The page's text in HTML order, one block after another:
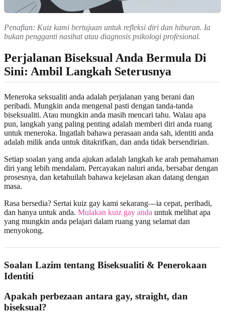
Penafian: Kuiz kami bertujuan untuk refleksi diri dan hiburan. Ia
bukan pengganti nasihat atau diagnosis psikologi profesional.
Perjalanan Biseksual Anda Bermula Di
Sini: Ambil Langkah Seterusnya
Meneroka seksualiti anda adalah perjalanan yang berani dan
peribadi. Mungkin anda mengenal pasti dengan tanda-tanda
biseksualiti. Atau mungkin anda masih mencari tahu. Walau apa
pun, langkah yang paling penting adalah memberi diri anda ruang
untuk meneroka. Ingatlah bahawa perasaan anda sah, identiti anda
adalah milik anda untuk ditakrifkan, dan anda tidak bersendirian.
Setiap soalan yang anda ajukan adalah langkah ke arah pemahaman
diri yang lebih mendalam. Percayakan naluri anda, bersabar dengan
prosesnya, dan ketahuilah bahawa kejelasan akan datang dengan
masa.
Rasa bersedia? Sertai kuiz gay kami sekarang—ia cepat, peribadi,
dan hanya untuk anda. Mulakan kuiz gay anda untuk melihat apa
yang mungkin anda pelajari dalam ruang yang selamat dan
menyokong.
Soalan Lazim tentang Biseksualiti & Penerokaan
Identiti
Apakah perbezaan antara gay, straight, dan
biseksual?